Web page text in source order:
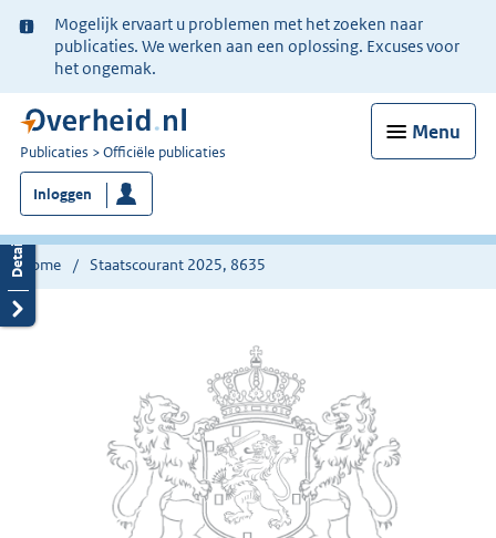
Ter
informatie:
Mogelijk ervaart u problemen met het zoeken naar
publicaties. We werken aan een oplossing. Excuses voor
het ongemak.
Menu
U
bent
nu
hier:
Publicaties Officiële publicaties
Inloggen
Home Staatscourant 2025, 8635